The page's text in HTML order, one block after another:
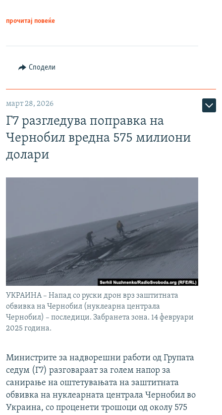
прочитај повеќе
Сподели
март 28, 2026
Г7 разгледува поправка на
Чернобил вредна 575 милиони
долари
УКРАИНА – Напад со руски дрон врз заштитната
обвивка на Чернобил (нуклеарна централа
Чернобил) – последици. Забранета зона. 14 февруари
2025 година.
Министрите за надворешни работи од Групата
седум (Г7) разговараат за голем напор за
санирање на оштетувањата на заштитната
обвивка на нуклеарната централа Чернобил во
Украина, со проценети трошоци од околу 575